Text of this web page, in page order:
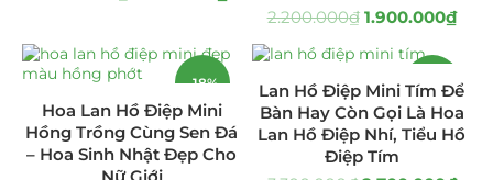
Hoa Tặng 14/2
Hoa Tặng 20/10
Quà Tặng
2.200.000₫ 1.900.000₫
-18%
Hoa Lan Hồ Điệp Mini
Hồng Trồng Cùng Sen Đá
– Hoa Sinh Nhật Đẹp Cho
-18%
Lan Hồ Điệp Mini Tím Để
Bàn Hay Còn Gọi Là Hoa
Lan Hồ Điệp Nhí, Tiểu Hồ
Điệp Tím